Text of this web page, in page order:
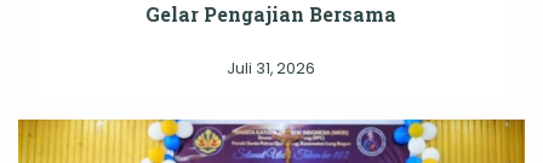
Gelar Pengajian Bersama
Juli 31, 2026